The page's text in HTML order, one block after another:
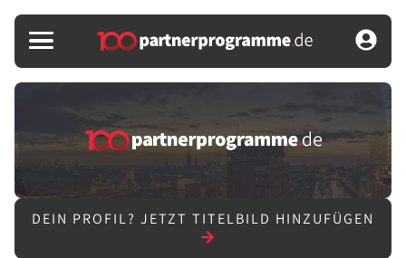
DEIN PROFIL? JETZT TITELBILD HINZUFÜGEN